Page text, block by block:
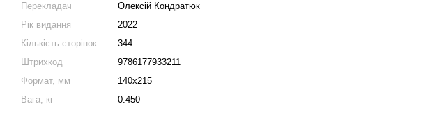
Перекладач
Олексій Кондратюк
Рік видання
2022
Кількість сторінок
344
Штрихкод
9786177933211
Формат, мм
140х215
Вага, кг
0.450